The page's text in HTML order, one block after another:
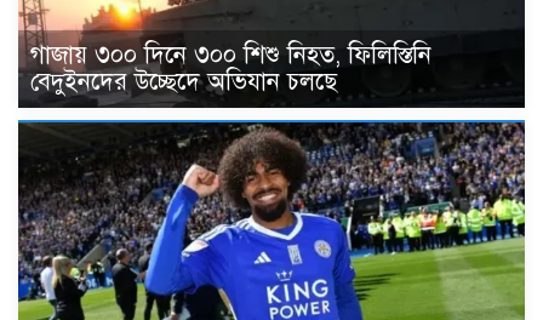
গাজায় ৩০০ দিনে ৩০০ শিশু নিহত, ফিলিস্তিনি
বেদুইনদের উচ্ছেদে অভিযান চলছে